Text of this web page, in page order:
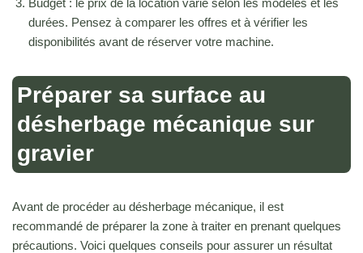
Budget : le prix de la location varie selon les modèles et les
durées. Pensez à comparer les offres et à vérifier les
disponibilités avant de réserver votre machine.
Préparer sa surface au
désherbage mécanique sur
gravier
Avant de procéder au désherbage mécanique, il est
recommandé de préparer la zone à traiter en prenant quelques
précautions. Voici quelques conseils pour assurer un résultat